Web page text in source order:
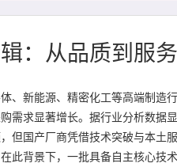
：从品质到服
新能源、精密化工等高端制造行
需求显著增长。据行业分析数据
但国产厂商凭借技术突破与本土
此背景下，一批具备自主核心技